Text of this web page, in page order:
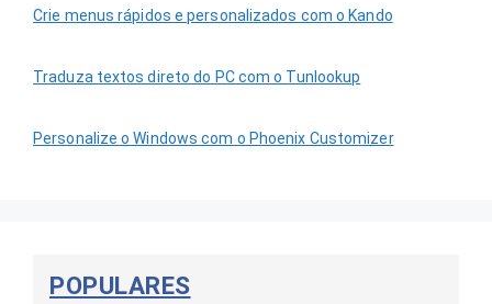
Crie menus rápidos e personalizados com o Kando
Traduza textos direto do PC com o Tunlookup
Personalize o Windows com o Phoenix Customizer
POPULARES